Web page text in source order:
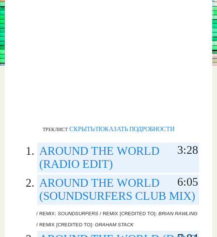
ТРЕКЛИСТ СКРЫТЬ/ПОКАЗАТЬ ПОДРОБНОСТИ
AROUND THE WORLD
(RADIO EDIT)
3:28
AROUND THE WORLD
(SOUNDSURFERS CLUB MIX)
6:05
/ REMIX: SOUNDSURFERS / REMIX [CREDITED TO]: BRIAN RAWLING
/ REMIX [CREDITED TO]: GRAHAM STACK